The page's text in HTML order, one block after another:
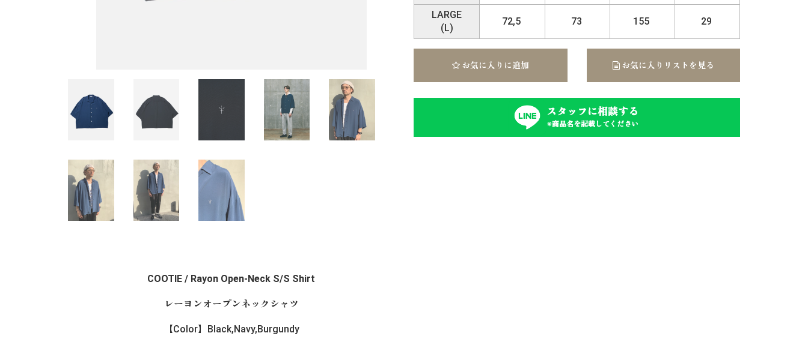
COOTIE / Rayon Open-Neck S/S Shirt
レーヨンオープンネックシャツ
【Color】Black,Navy,Burgundy
LARGE
(L)
72,5 73 155 29
お気に入りに追加 お気に入りリストを見る
スタッフに相談する
※商品名を記載してください